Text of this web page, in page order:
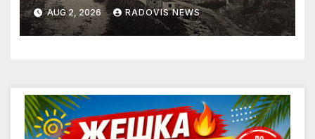
AUG 2, 2026 RADOVIS NEWS